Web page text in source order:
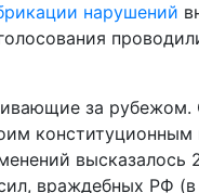
нарушений
за рубежом.
враждебных РФ